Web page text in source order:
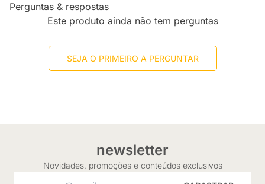
Perguntas & respostas
Este produto ainda não tem perguntas
SEJA O PRIMEIRO A PERGUNTAR
newsletter
Novidades, promoções e conteúdos exclusivos